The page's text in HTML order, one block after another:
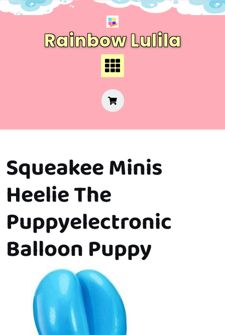
Skip
Rainbow Lulila
Squeakee Minis
Heelie The
Puppyelectronic
Balloon Puppy